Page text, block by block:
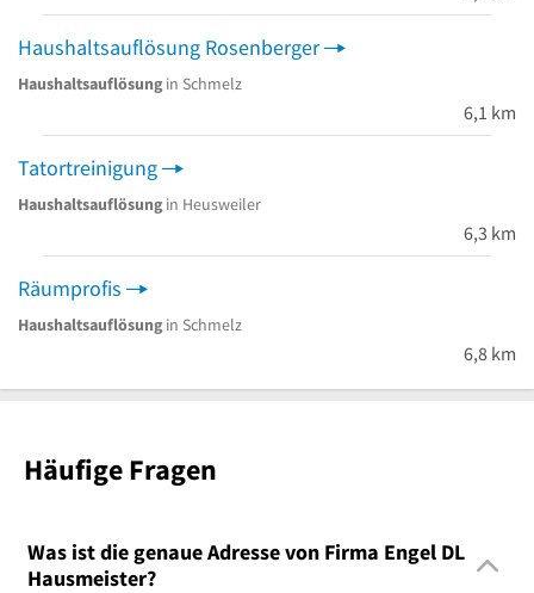
Haushaltsauflösung Rosenberger
Haushaltsauflösung in Schmelz
6,1 km
Tatortreinigung
Haushaltsauflösung in Heusweiler
6,3 km
Räumprofis
Haushaltsauflösung in Schmelz
6,8 km
Häufige Fragen
Was ist die genaue Adresse von Firma Engel DL
Hausmeister?